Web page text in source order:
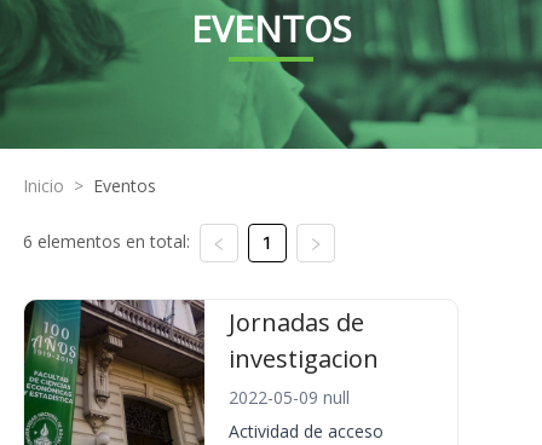
EVENTOS
Inicio > Eventos
6 elementos en total: 1
Jornadas de
investigacion
2022-05-09 null
Actividad de acceso